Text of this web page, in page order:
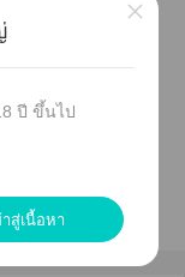
ปี ขึ้นไป
าสู่เนื้อหา
×